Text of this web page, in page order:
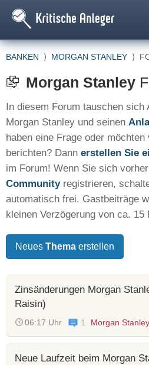
BANKEN ⟩ MORGAN STANLEY ⟩
Morgan Stanley
In diesem Forum tauschen sich
Morgan Stanley und seinen
haben eine Frage oder
berichten? Dann erstellen Sie
im Forum! Wenn Sie sich
Communityregistrieren,
automatisch frei. Gastbeiträge
kleinen Verzögerung von ca.
Neues Thema erstellen
Zinsänderungen Morgan
Raisin)
06:17 Uhr 1 Morgan
Neue Laufzeit beim Morgan